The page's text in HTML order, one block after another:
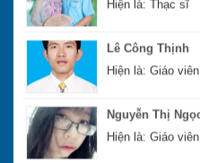
Hiện là: Giáo viên
Hiện là: Giáo viên